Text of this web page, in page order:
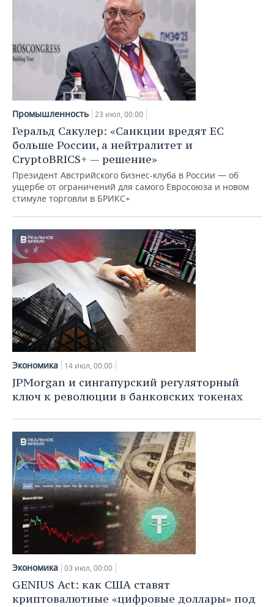
Промышленность 23 июл, 00:00
Геральд Сакулер: «Санкции вредят ЕС
больше России, а нейтралитет и
CryptoBRICS+ — решение»
Президент Австрийского бизнес-клуба в России — об
ущербе от ограничений для самого Евросоюза и новом
стимуле торговли в БРИКС+
Экономика 14 июл, 00:00
JPMorgan и сингапурский регуляторный
ключ к революции в банковских токенах
Экономика 03 июл, 00:00
GENIUS Act: как США ставят
криптовалютные «цифровые доллары» под